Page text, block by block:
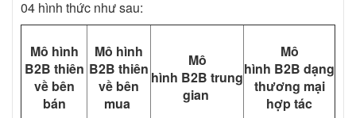
04 hình thức như sau:
Mô hình
B2B thiên
về bên
bán
Mô hình
B2B thiên
về bên
mua
Mô
hình B2B trung
gian
Mô
hình B2B dạng
thương mại
hợp tác